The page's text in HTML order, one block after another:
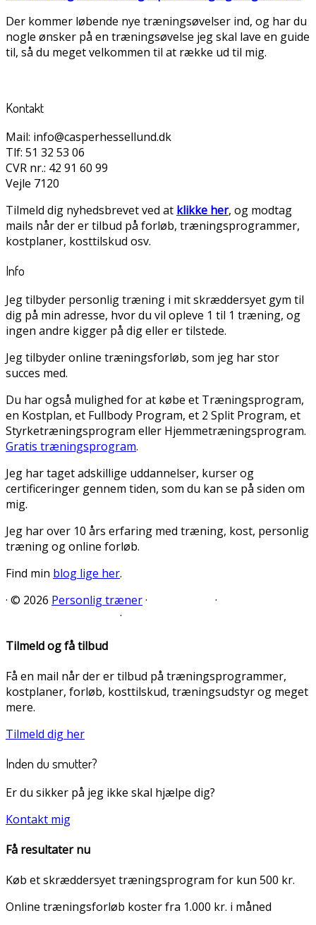
Der kommer løbende nye træningsøvelser ind, og har du
nogle ønsker på en træningsøvelse jeg skal lave en guide
til, så du meget velkommen til at række ud til mig.
Kontakt
Mail: info@casperhessellund.dk
Tlf: 51 32 53 06
CVR nr.: 42 91 60 99
Vejle 7120
Tilmeld dig nyhedsbrevet ved at klikke her, og modtag
mails når der er tilbud på forløb, træningsprogrammer,
kostplaner, kosttilskud osv.
Info
Jeg tilbyder personlig træning i mit skræddersyet gym til
dig på min adresse, hvor du vil opleve 1 til 1 træning, og
ingen andre kigger på dig eller er tilstede.
Jeg tilbyder online træningsforløb, som jeg har stor
succes med.
Du har også mulighed for at købe et Træningsprogram,
en Kostplan, et Fullbody Program, et 2 Split Program, et
Styrketræningsprogram eller Hjemmetræningsprogram.
Gratis træningsprogram.
Jeg har taget adskillige uddannelser, kurser og
certificeringer gennem tiden, som du kan se på siden om
mig.
Jeg har over 10 års erfaring med træning, kost, personlig
træning og online forløb.
Find min blog lige her.
· © 2026 Personlig træner·
·
·
Tilmeld og få tilbud
Få en mail når der er tilbud på træningsprogrammer,
kostplaner, forløb, kosttilskud, træningsudstyr og meget
mere.
Tilmeld dig her
Inden du smutter?
Er du sikker på jeg ikke skal hjælpe dig?
Kontakt mig
Få resultater nu
Køb et skræddersyet træningsprogram for kun 500 kr.
Online træningsforløb koster fra 1.000 kr. i måned